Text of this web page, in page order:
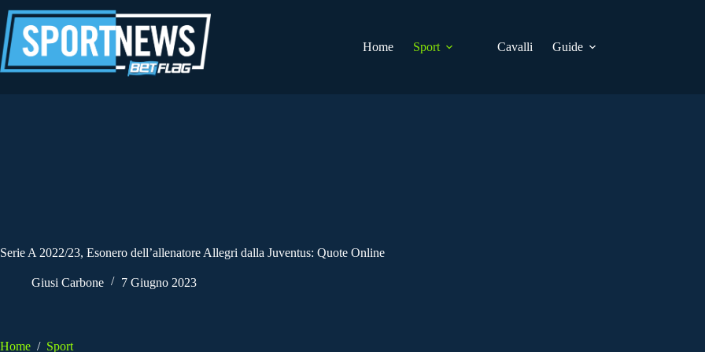
al
contenuto
Home
Sport Cavalli Guide
Serie A 2022/23, Esonero dell’allenatore Allegri dalla Juventus: Quote Online
Giusi Carbone 7 Giugno 2023
Home / Sport